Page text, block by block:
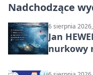
Nadchodzące
6 sierpnia
Jan
nurkowy